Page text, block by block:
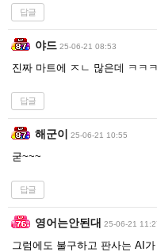
답글
야드 25-06-21 08:53
진짜 마트에 ㅈㄴ 많은데 ㅋㅋ
답글
해군이 25-06-21 10:55
굳~~~
답글
영어는안된대 25-06-21
그럼에도 불구하고 판사는 AI